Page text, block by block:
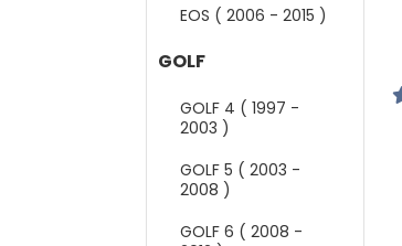
EOS ( 2006 - 2015 )
GOLF
GOLF 4 ( 1997 -
2003 )
GOLF 5 ( 2003 -
2008 )
GOLF 6 ( 2008 -